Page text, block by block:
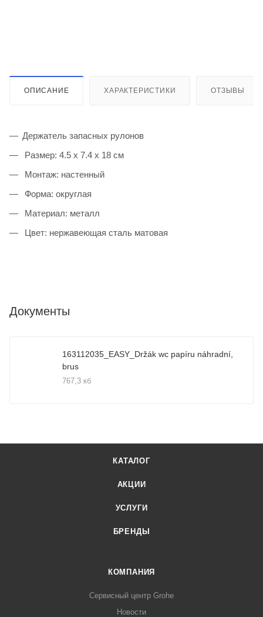
ОПИСАНИЕ ХАРАКТЕРИСТИКИ ОТЗЫВЫ
Держатель запасных рулонов
Размер: 4.5 x 7.4 x 18 см
Монтаж: настенный
Форма: округлая
Материал: металл
Цвет: нержавеющая сталь матовая
Документы
163112035_EASY_Držák wc papíru náhradní,
brus
767,3 кб
КАТАЛОГ
АКЦИИ
УСЛУГИ
БРЕНДЫ
КОМПАНИЯ
Сервисный центр Grohe
Новости